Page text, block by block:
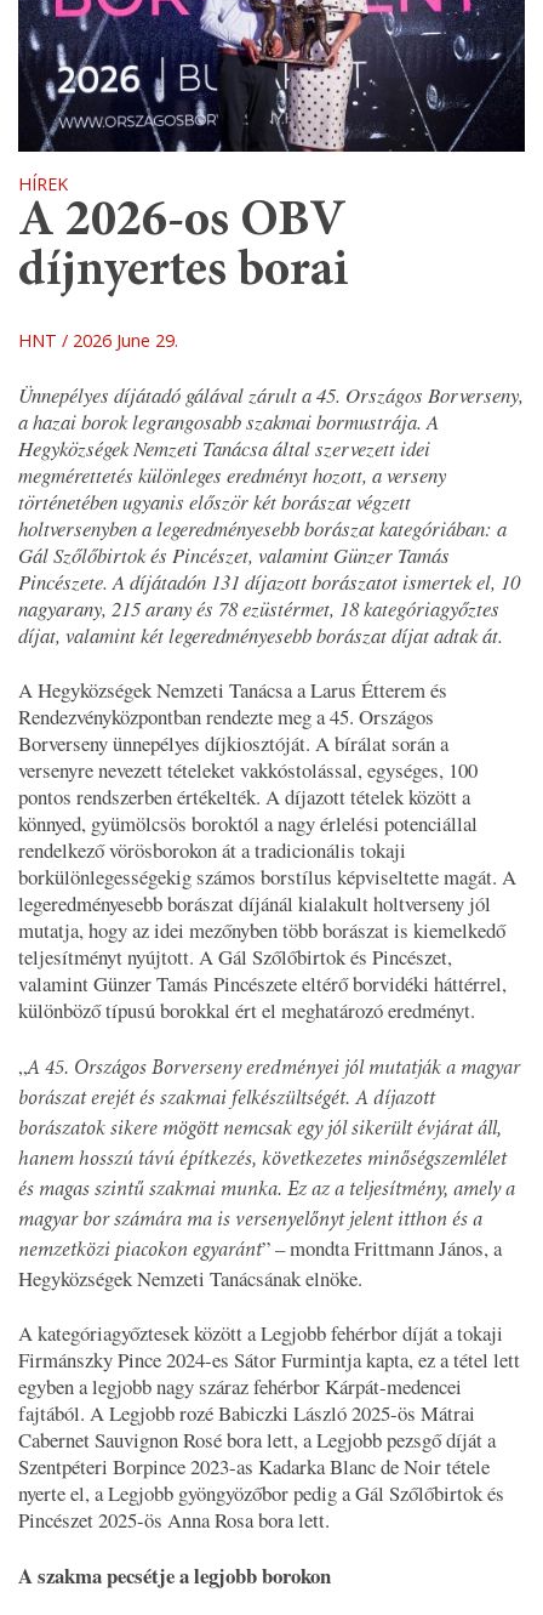
HÍREK
A 2026-os OBV
díjnyertes borai
HNT 2026 June 29.
Ünnepélyes díjátadó gálával zárult a 45. Országos Borverseny,
a hazai borok legrangosabb szakmai bormustrája. A
Hegyközségek Nemzeti Tanácsa által szervezett idei
megmérettetés különleges eredményt hozott, a verseny
történetében ugyanis először két borászat végzett
holtversenyben a legeredményesebb borászat kategóriában: a
Gál Szőlőbirtok és Pincészet, valamint Günzer Tamás
Pincészete. A díjátadón 131 díjazott borászatot ismertek el, 10
nagyarany, 215 arany és 78 ezüstérmet, 18 kategóriagyőztes
díjat, valamint két legeredményesebb borászat díjat adtak át.
A Hegyközségek Nemzeti Tanácsa a Larus Étterem és
Rendezvényközpontban rendezte meg a 45. Országos
Borverseny ünnepélyes díjkiosztóját. A bírálat során a
versenyre nevezett tételeket vakkóstolással, egységes, 100
pontos rendszerben értékelték. A díjazott tételek között a
könnyed, gyümölcsös boroktól a nagy érlelési potenciállal
rendelkező vörösborokon át a tradicionális tokaji
borkülönlegességekig számos borstílus képviseltette magát. A
legeredményesebb borászat díjánál kialakult holtverseny jól
mutatja, hogy az idei mezőnyben több borászat is kiemelkedő
teljesítményt nyújtott. A Gál Szőlőbirtok és Pincészet,
valamint Günzer Tamás Pincészete eltérő borvidéki háttérrel,
különböző típusú borokkal ért el meghatározó eredményt.
„A 45. Országos Borverseny eredményei jól mutatják a magyar
borászat erejét és szakmai felkészültségét. A díjazott
borászatok sikere mögött nemcsak egy jól sikerült évjárat áll,
hanem hosszú távú építkezés, következetes minőségszemlélet
és magas szintű szakmai munka. Ez az a teljesítmény, amely a
magyar bor számára ma is versenyelőnyt jelent itthon és a
nemzetközi piacokon egyaránt” – mondta Frittmann János, a
Hegyközségek Nemzeti Tanácsának elnöke.
A kategóriagyőztesek között a Legjobb fehérbor díját a tokaji
Firmánszky Pince 2024-es Sátor Furmintja kapta, ez a tétel lett
egyben a legjobb nagy száraz fehérbor Kárpát-medencei
fajtából. A Legjobb rozé Babiczki László 2025-ös Mátrai
Cabernet Sauvignon Rosé bora lett, a Legjobb pezsgő díját a
Szentpéteri Borpince 2023-as Kadarka Blanc de Noir tétele
nyerte el, a Legjobb gyöngyözőbor pedig a Gál Szőlőbirtok és
Pincészet 2025-ös Anna Rosa bora lett.
A szakma pecsétje a legjobb borokon